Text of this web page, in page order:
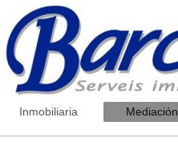
Inmobiliaria Mediación